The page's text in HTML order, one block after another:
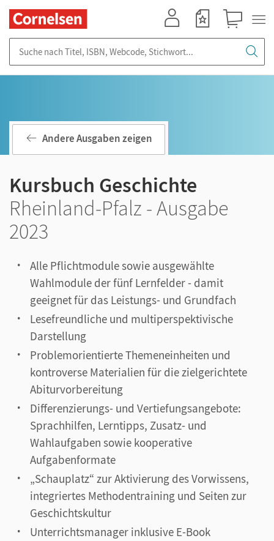
Andere Ausgaben zeigen
Kursbuch Geschichte
Rheinland-Pfalz - Ausgabe
2023
Alle Pflichtmodule sowie ausgewählte
Wahlmodule der fünf Lernfelder - damit
geeignet für das Leistungs- und Grundfach
Lesefreundliche und multiperspektivische
Darstellung
Problemorientierte Themeneinheiten und
kontroverse Materialien für die zielgerichtete
Abiturvorbereitung
Differenzierungs- und Vertiefungsangebote:
Sprachhilfen, Lerntipps, Zusatz- und
Wahlaufgaben sowie kooperative
Aufgabenformate
„Schauplatz“ zur Aktivierung des Vorwissens,
integriertes Methodentraining und Seiten zur
Geschichtskultur
Unterrichtsmanager inklusive E-Book